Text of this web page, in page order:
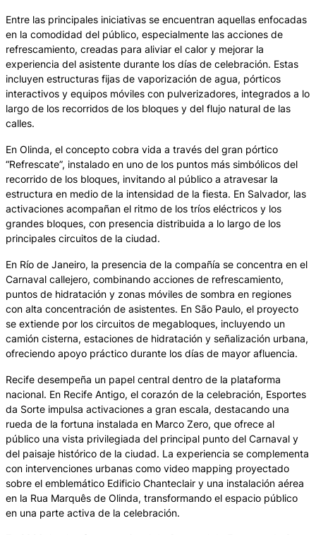
Entre las principales iniciativas se encuentran aquellas enfocadas
en la comodidad del público, especialmente las acciones de
refrescamiento, creadas para aliviar el calor y mejorar la
experiencia del asistente durante los días de celebración. Estas
incluyen estructuras fijas de vaporización de agua, pórticos
interactivos y equipos móviles con pulverizadores, integrados a lo
largo de los recorridos de los bloques y del flujo natural de las
calles.
En Olinda, el concepto cobra vida a través del gran pórtico
“Refrescate”, instalado en uno de los puntos más simbólicos del
recorrido de los bloques, invitando al público a atravesar la
estructura en medio de la intensidad de la fiesta. En Salvador, las
activaciones acompañan el ritmo de los tríos eléctricos y los
grandes bloques, con presencia distribuida a lo largo de los
principales circuitos de la ciudad.
En Río de Janeiro, la presencia de la compañía se concentra en el
Carnaval callejero, combinando acciones de refrescamiento,
puntos de hidratación y zonas móviles de sombra en regiones
con alta concentración de asistentes. En São Paulo, el proyecto
se extiende por los circuitos de megabloques, incluyendo un
camión cisterna, estaciones de hidratación y señalización urbana,
ofreciendo apoyo práctico durante los días de mayor afluencia.
Recife desempeña un papel central dentro de la plataforma
nacional. En Recife Antigo, el corazón de la celebración, Esportes
da Sorte impulsa activaciones a gran escala, destacando una
rueda de la fortuna instalada en Marco Zero, que ofrece al
público una vista privilegiada del principal punto del Carnaval y
del paisaje histórico de la ciudad. La experiencia se complementa
con intervenciones urbanas como video mapping proyectado
sobre el emblemático Edificio Chanteclair y una instalación aérea
en la Rua Marquês de Olinda, transformando el espacio público
en una parte activa de la celebración.